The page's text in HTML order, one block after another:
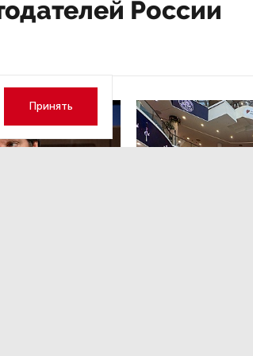
России
Принять